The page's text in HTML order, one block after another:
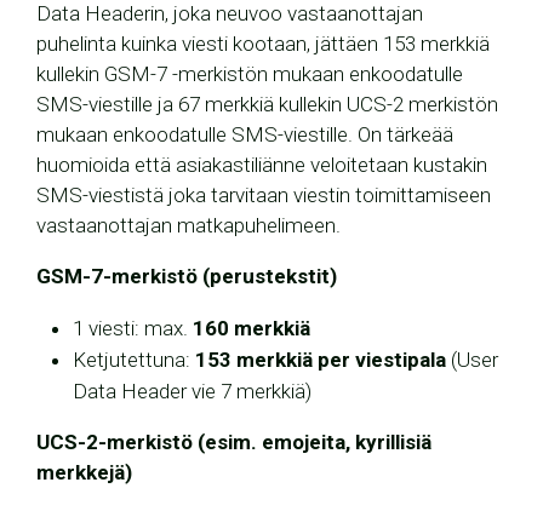
Data Headerin, joka neuvoo vastaanottajan
puhelinta kuinka viesti kootaan, jättäen 153 merkkiä
kullekin GSM-7 -merkistön mukaan enkoodatulle
SMS-viestille ja 67 merkkiä kullekin UCS-2 merkistön
mukaan enkoodatulle SMS-viestille. On tärkeää
huomioida että asiakastiliänne veloitetaan kustakin
SMS-viestistä joka tarvitaan viestin toimittamiseen
vastaanottajan matkapuhelimeen.
GSM-7-merkistö (perustekstit)
1 viesti: max. 160 merkkiä
Ketjutettuna: 153 merkkiä per viestipala (User
Data Header vie 7 merkkiä)
UCS-2-merkistö (esim. emojeita, kyrillisiä
merkkejä)